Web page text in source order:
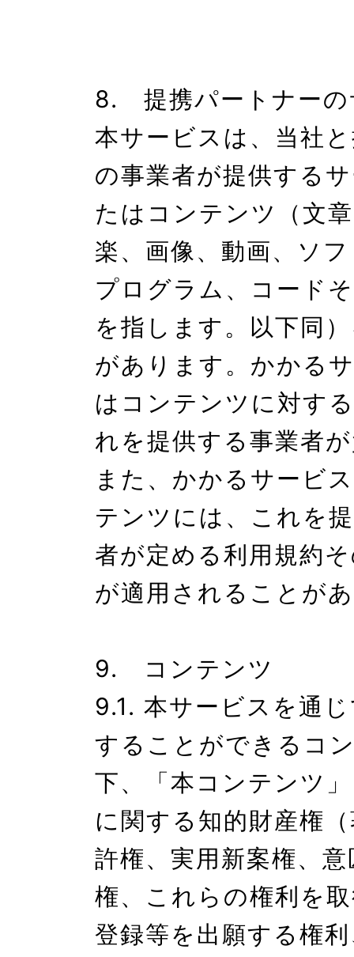
8.　提携パートナー
本サービスは、当社
の事業者が提供する
たはコンテンツ（文
楽、画像、動画、ソ
プログラム、コード
を指します。以下同
があります。かかる
はコンテンツに対す
れを提供する事業者
また、かかるサービ
テンツには、これを
者が定める利用規約
が適用されることが
9.　コンテンツ
9.1. 本サービスを通
することができるコ
下、「本コンテンツ
に関する知的財産権
許権、実用新案権、
権、これらの権利を
登録等を出願する権